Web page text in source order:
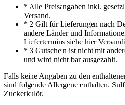
* Alle Preisangaben inkl.
Versand.
* 2 Gilt für Lieferungen nach
andere Länder und
Liefertermins siehe hier
* 3 Gutschein ist nicht mit
und wird nicht bar ausgezahlt.
Falls keine Angaben zu den
sind folgende Allergene enthalten:
Zuckerkulör.